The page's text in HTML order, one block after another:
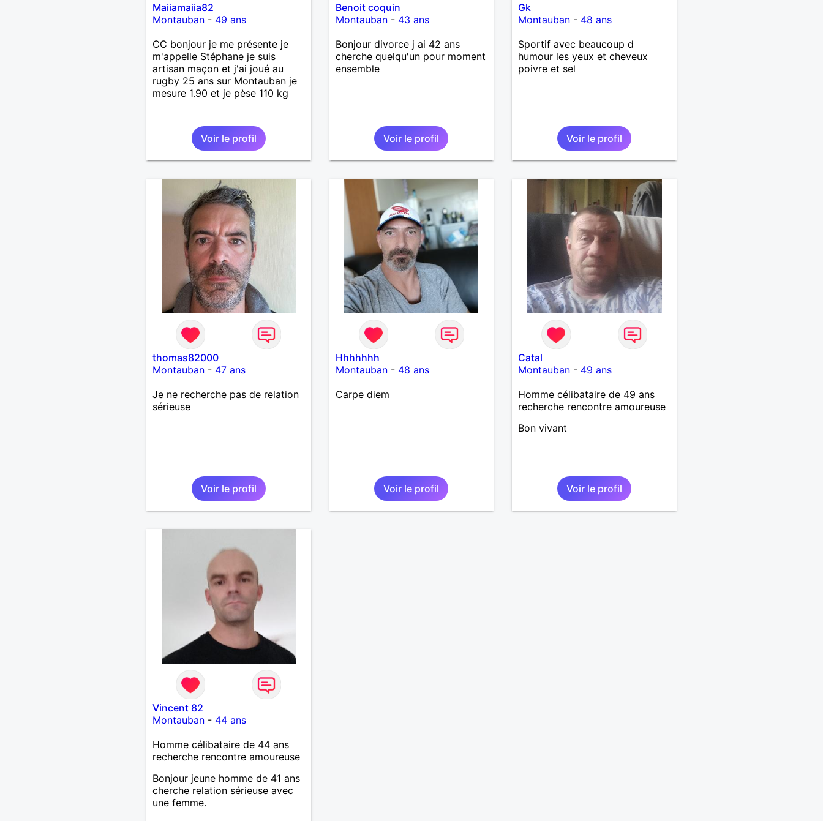
Maiiamaiia82
Montauban- 49 ans
CC bonjour je me présente je
m'appelle Stéphane je suis
artisan maçon et j'ai joué au
rugby 25 ans sur Montauban je
mesure 1.90 et je pèse 110 kg
Voir le profil
Benoit coquin
Montauban- 43 ans
Bonjour divorce j ai 42 ans
cherche quelqu'un pour moment
ensemble
Voir le profil
Gk
Montauban - 48 ans
Sportif avec beaucoup d
humour les yeux et cheveux
poivre et sel
Voir le profil
thomas82000
Montauban- 47 ans
Je ne recherche pas de relation
sérieuse
Voir le profil
Hhhhhhh
Montauban- 48 ans
Carpe diem
Voir le profil
Catal
Montauban - 49 ans
Homme célibataire de 49 ans
recherche rencontre amoureuse
Bon vivant
Voir le profil
Vincent 82
Montauban- 44 ans
Homme célibataire de 44 ans
recherche rencontre amoureuse
Bonjour jeune homme de 41 ans
cherche relation sérieuse avec
une femme.